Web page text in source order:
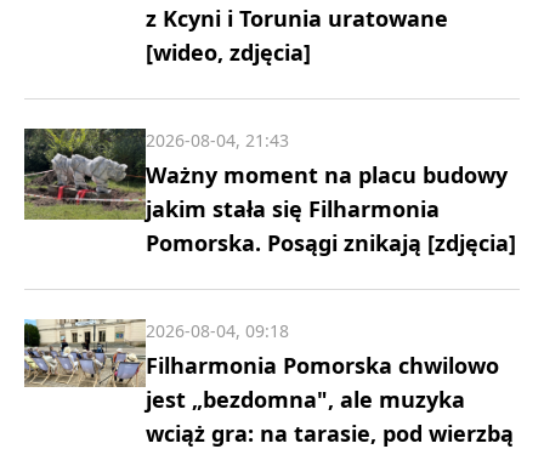
z Kcyni i Torunia uratowane
[wideo, zdjęcia]
Ważny moment na placu budowy
jakim stała się Filharmonia
Pomorska. Posągi znikają [zdjęcia]
2026-08-04, 21:43
Filharmonia Pomorska chwilowo
jest „bezdomna", ale muzyka
wciąż gra: na tarasie, pod wierzbą
2026-08-04, 09:18